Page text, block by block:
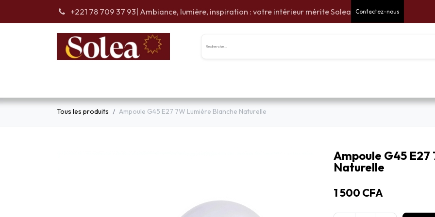
+221 78 709 37 93| Ambiance, lumière, inspiration : votre intérieur mérite Solea Contactez-nous
Tous les produits Ampoule G45 E27 7W Lumière Blanche Naturelle
Ampoule G45
Naturelle
1 500 CFA